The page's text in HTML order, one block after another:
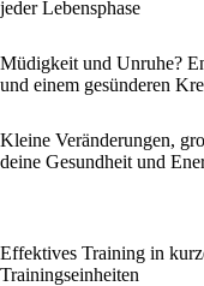
jeder Lebensphase
Müdigkeit und Unruhe?
und einem gesünderen
Kleine Veränderungen,
deine Gesundheit und
Effektives Training in
Trainingseinheiten